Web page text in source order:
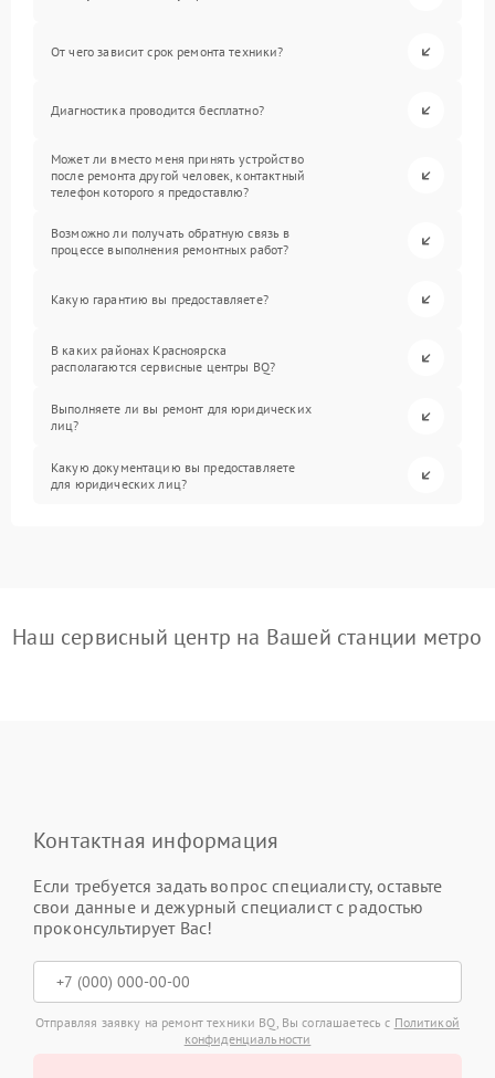
От чего зависит срок ремонта техники?
Диагностика проводится бесплатно?
Может ли вместо меня принять устройство
после ремонта другой человек, контактный
телефон которого я предоставлю?
Возможно ли получать обратную связь в
процессе выполнения ремонтных работ?
Какую гарантию вы предоставляете?
В каких районах Красноярска
располагаются сервисные центры BQ?
Выполняете ли вы ремонт для юридических
лиц?
Какую документацию вы предоставляете
для юридических лиц?
Наш сервисный центр на Вашей станции метро
Контактная информация
Если требуется задать вопрос специалисту, оставьте
свои данные и дежурный специалист с радостью
проконсультирует Вас!
Отправляя заявку на ремонт техники BQ, Вы соглашаетесь с Политикой
конфиденциальности